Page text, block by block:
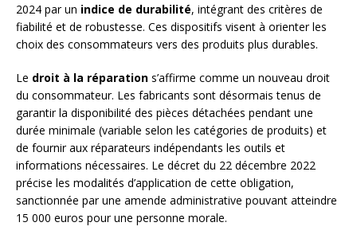
2024 par un indice de durabilité, intégrant des critères de
fiabilité et de robustesse. Ces dispositifs visent à orienter les
choix des consommateurs vers des produits plus durables.
Le droit à la réparation s’affirme comme un nouveau droit
du consommateur. Les fabricants sont désormais tenus de
garantir la disponibilité des pièces détachées pendant une
durée minimale (variable selon les catégories de produits) et
de fournir aux réparateurs indépendants les outils et
informations nécessaires. Le décret du 22 décembre 2022
précise les modalités d’application de cette obligation,
sanctionnée par une amende administrative pouvant atteindre
15 000 euros pour une personne morale.